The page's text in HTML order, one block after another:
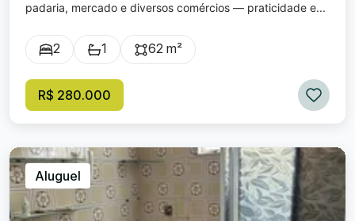
padaria, mercado e diversos comércios — praticidade e...
2 1 62 m²
R$ 280.000
Aluguel